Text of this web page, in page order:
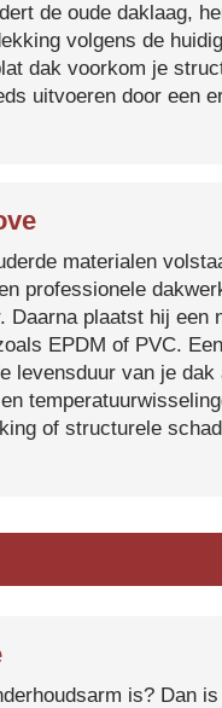
de oude daklaag,
volgens de
dak voorkom je
uitvoeren door een
materialen
professionele
plaatst hij een
EPDM of PVC.
levensduur van je
of structurele
is? Dan